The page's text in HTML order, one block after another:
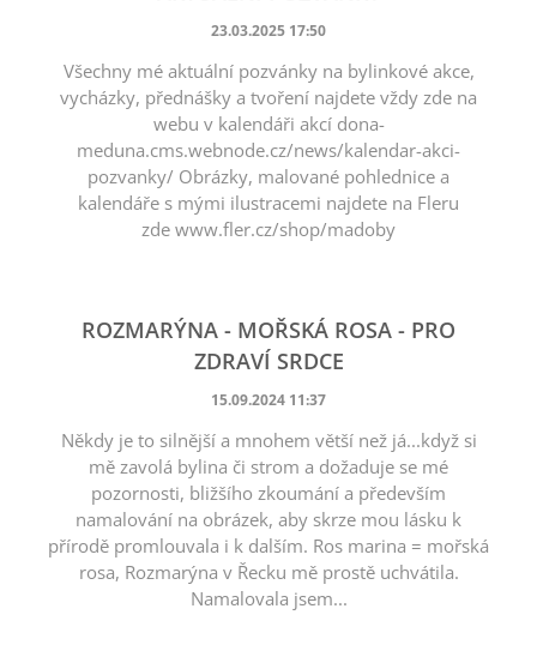
23.03.2025 17:50
Všechny mé aktuální pozvánky na bylinkové akce,
vycházky, přednášky a tvoření najdete vždy zde na
webu v kalendáři akcí dona-
meduna.cms.webnode.cz/news/kalendar-akci-
pozvanky/ Obrázky, malované pohlednice a
kalendáře s mými ilustracemi najdete na Fleru
zde www.fler.cz/shop/madoby
ROZMARÝNA - MOŘSKÁ ROSA - PRO
ZDRAVÍ SRDCE
15.09.2024 11:37
Někdy je to silnější a mnohem větší než já...když si
mě zavolá bylina či strom a dožaduje se mé
pozornosti, bližšího zkoumání a především
namalování na obrázek, aby skrze mou lásku k
přírodě promlouvala i k dalším. Ros marina = mořská
rosa, Rozmarýna v Řecku mě prostě uchvátila.
Namalovala jsem...